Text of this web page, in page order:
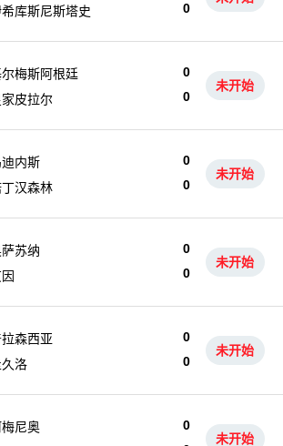
0
库斯尼斯塔史
梅斯阿根廷
0
0
家皮拉尔
未开始
内斯
0
0
汉森林
未开始
苏纳
0
0
未开始
森西亚
0
0
久洛
未开始
梅尼奥
0
未开始